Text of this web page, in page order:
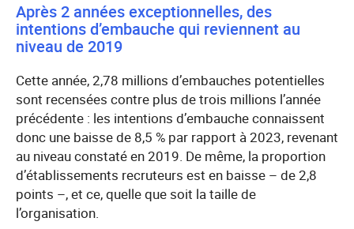
Après 2 années exceptionnelles, des
intentions d’embauche qui reviennent au
niveau de 2019
Cette année, 2,78 millions d’embauches potentielles
sont recensées contre plus de trois millions l’année
précédente : les intentions d’embauche connaissent
donc une baisse de 8,5 % par rapport à 2023, revenant
au niveau constaté en 2019. De même, la proportion
d’établissements recruteurs est en baisse – de 2,8
points –, et ce, quelle que soit la taille de
l’organisation.